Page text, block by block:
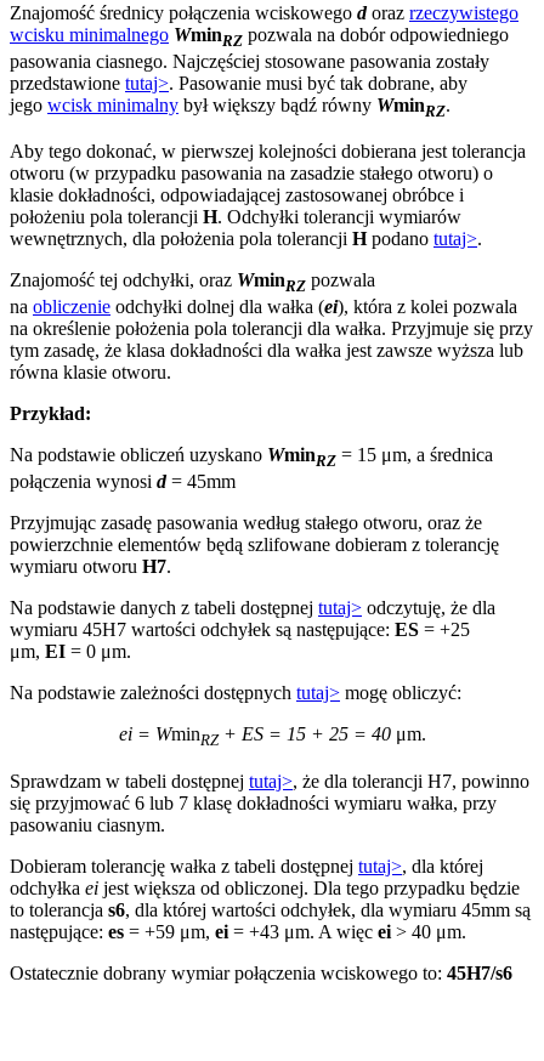
Znajomość średnicy połączenia wciskowego doraz rzeczywistego
wcisku minimalnego WminRZ pozwala na dobór odpowiedniego
pasowania ciasnego. Najczęściej stosowane pasowania zostały
przedstawione tutaj>. Pasowanie musi być tak dobrane, aby
jego wcisk minimalny był większy bądź równy WminRZ.
Aby tego dokonać, w pierwszej kolejności dobierana jest tolerancja
otworu (w przypadku pasowania na zasadzie stałego otworu) o
klasie dokładności, odpowiadającej zastosowanej obróbce i
położeniu pola tolerancji H. Odchyłki tolerancji wymiarów
wewnętrznych, dla położenia pola tolerancji Hpodano tutaj>.
Znajomość tej odchyłki, oraz WminRZ pozwala
na obliczenie odchyłki dolnej dla wałka (ei), która z kolei pozwala
na określenie położenia pola tolerancji dla wałka. Przyjmuje się przy
tym zasadę, że klasa dokładności dla wałka jest zawsze wyższa lub
równa klasie otworu.
Przykład:
Na podstawie obliczeń uzyskano WminRZ = 15 μm, a średnica
połączenia wynosi d= 45mm
Przyjmując zasadę pasowania według stałego otworu, oraz że
powierzchnie elementów będą szlifowane dobieram z tolerancję
wymiaru otworu H7.
Na podstawie danych z tabeli dostępnej tutaj> odczytuję, że dla
wymiaru 45H7 wartości odchyłek są następujące: ES = +25
μm, EI = 0 μm.
Na podstawie zależności dostępnych tutaj> mogę obliczyć:
ei = WminRZ+ ES = 15 + 25 = 40 μm.
Sprawdzam w tabeli dostępnej tutaj>, że dla tolerancji H7, powinno
się przyjmować 6 lub 7 klasę dokładności wymiaru wałka, przy
pasowaniu ciasnym.
Dobieram tolerancję wałka z tabeli dostępnej tutaj>, dla której
odchyłka ei jest większa od obliczonej. Dla tego przypadku będzie
to tolerancja s6, dla której wartości odchyłek, dla wymiaru 45mm są
następujące: es = +59 μm, ei = +43 μm. A więc ei > 40 μm.
Ostatecznie dobrany wymiar połączenia wciskowego to: 45H7/s6